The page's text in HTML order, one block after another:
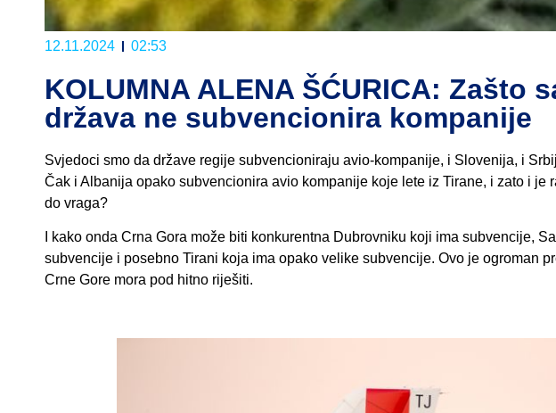
12.11.2024 02:53
KOLUMNA ALENA ŠĆURICA: Zašto
država ne subvencionira kompanije
Svjedoci smo da države regije subvencioniraju avio-kompanije, i Slovenija, i
Čak i Albanija opako subvencionira avio kompanije koje lete iz Tirane, i zato i je
do vraga?
I kako onda Crna Gora može biti konkurentna Dubrovniku koji ima subvencije,
subvencije i posebno Tirani koja ima opako velike subvencije. Ovo je ogroman
Crne Gore mora pod hitno riješiti.